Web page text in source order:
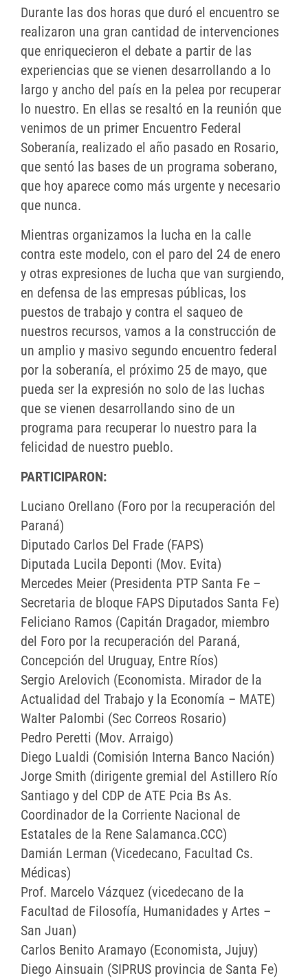
Durante las dos horas que duró el encuentro se
realizaron una gran cantidad de intervenciones
que enriquecieron el debate a partir de las
experiencias que se vienen desarrollando a lo
largo y ancho del país en la pelea por recuperar
lo nuestro. En ellas se resaltó en la reunión que
venimos de un primer Encuentro Federal
Soberanía, realizado el año pasado en Rosario,
que sentó las bases de un programa soberano,
que hoy aparece como más urgente y necesario
que nunca.
Mientras organizamos la lucha en la calle
contra este modelo, con el paro del 24 de enero
y otras expresiones de lucha que van surgiendo,
en defensa de las empresas públicas, los
puestos de trabajo y contra el saqueo de
nuestros recursos, vamos a la construcción de
un amplio y masivo segundo encuentro federal
por la soberanía, el próximo 25 de mayo, que
pueda ser la expresión no solo de las luchas
que se vienen desarrollando sino de un
programa para recuperar lo nuestro para la
felicidad de nuestro pueblo.
PARTICIPARON:
Luciano Orellano (Foro por la recuperación del
Paraná)
Diputado Carlos Del Frade (FAPS)
Diputada Lucila Deponti (Mov. Evita)
Mercedes Meier (Presidenta PTP Santa Fe –
Secretaria de bloque FAPS Diputados Santa Fe)
Feliciano Ramos (Capitán Dragador, miembro
del Foro por la recuperación del Paraná,
Concepción del Uruguay, Entre Ríos)
Sergio Arelovich (Economista. Mirador de la
Actualidad del Trabajo y la Economía – MATE)
Walter Palombi (Sec Correos Rosario)
Pedro Peretti (Mov. Arraigo)
Diego Lualdi (Comisión Interna Banco Nación)
Jorge Smith (dirigente gremial del Astillero Río
Santiago y del CDP de ATE Pcia Bs As.
Coordinador de la Corriente Nacional de
Estatales de la Rene Salamanca.CCC)
Damián Lerman (Vicedecano, Facultad Cs.
Médicas)
Prof. Marcelo Vázquez (vicedecano de la
Facultad de Filosofía, Humanidades y Artes –
San Juan)
Carlos Benito Aramayo (Economista, Jujuy)
Diego Ainsuain (SIPRUS provincia de Santa Fe)